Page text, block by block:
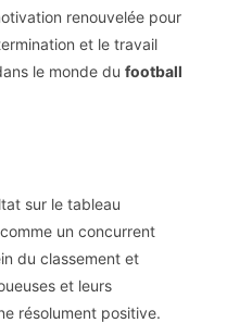
renouvelée pour
et le travail
le monde du football
sur le tableau
un concurrent
du classement et
et leurs
résolument positive.